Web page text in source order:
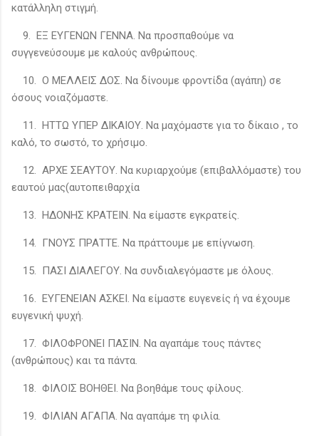
κατάλληλη στιγμή.
9. ΕΞ ΕΥΓΕΝΩΝ ΓΕΝΝΑ. Να προσπαθούμε να
συγγενεύσουμε με καλούς ανθρώπους.
10. Ο ΜΕΛΛΕΙΣ ΔΟΣ. Να δίνουμε φροντίδα (αγάπη) σε
όσους νοιαζόμαστε.
11. ΗΤΤΩ ΥΠΕΡ ΔΙΚΑΙΟΥ. Να μαχόμαστε για το δίκαιο , το
καλό, το σωστό, το χρήσιμο.
12. ΑΡΧΕ ΣΕΑΥΤΟΥ. Να κυριαρχούμε (επιβαλλόμαστε) του
εαυτού μας(αυτοπειθαρχία
13. ΗΔΟΝΗΣ ΚΡΑΤΕΙΝ. Να είμαστε εγκρατείς.
14. ΓΝΟΥΣ ΠΡΑΤΤΕ. Να πράττουμε με επίγνωση.
15. ΠΑΣΙ ΔΙΑΛΕΓΟΥ. Να συνδιαλεγόμαστε με όλους.
16. ΕΥΓΕΝΕΙΑΝ ΑΣΚΕΙ. Να είμαστε ευγενείς ή να έχουμε
ευγενική ψυχή.
17. ΦΙΛΟΦΡΟΝΕΙ ΠΑΣΙΝ. Να αγαπάμε τους πάντες
(ανθρώπους) και τα πάντα.
18. ΦΙΛΟΙΣ ΒΟΗΘΕΙ. Να βοηθάμε τους φίλους.
19. ΦΙΛΙΑΝ ΑΓΑΠΑ. Να αγαπάμε τη φιλία.